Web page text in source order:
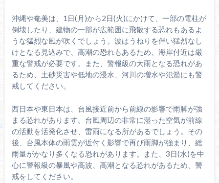
沖縄や奄美は、1日(月)から2日(火)にかけて、一部の電柱が
倒壊したり、建物の一部が広範囲に飛散する恐れもあるよ
うな猛烈な風が吹くでしょう。波はうねりを伴い猛烈なし
けとなる見込みで、高潮の恐れもあるため、海岸付近は厳
重な警戒が必要です。また、警報級の大雨となる恐れがあ
るため、土砂災害や低地の浸水、河川の増水や氾濫にも警
戒してください。
西日本や東日本は、台風接近前から前線の影響で雨脚が強
まる恐れがあります。台風周辺の非常に湿った空気が前線
の活動を活発化させ、雷雨になる所があるでしょう。その
後、台風本体の雨雲が近付く影響で再び雨脚が強まり、総
雨量がかなり多くなる恐れがあります。また、3日(水)を中
心に警報級の暴風や高波、高潮となる恐れがあるため、警
戒をしてください。